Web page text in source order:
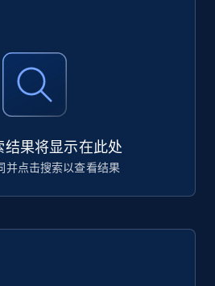
结果将显示在此处
并点击搜索以查看结果